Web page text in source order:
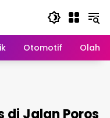
Otomotif
di Jalan Poros